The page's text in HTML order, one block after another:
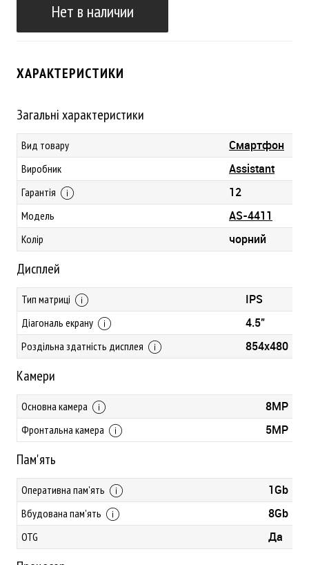
Нет в наличии
ХАРАКТЕРИСТИКИ
Загальні характеристики
Вид товару Смартфон
Виробник Assistant
Гарантія 12
Модель AS-4411
Колір чорний
Дисплей
Тип матриці IPS
Діагональ екрану 4.5"
Роздільна здатність дисплея 854x480
Камери
Основна камера 8MP
Фронтальна камера 5MP
Пам'ять
Оперативна пам'ять 1Gb
Вбудована пам'ять 8Gb
OTG Да